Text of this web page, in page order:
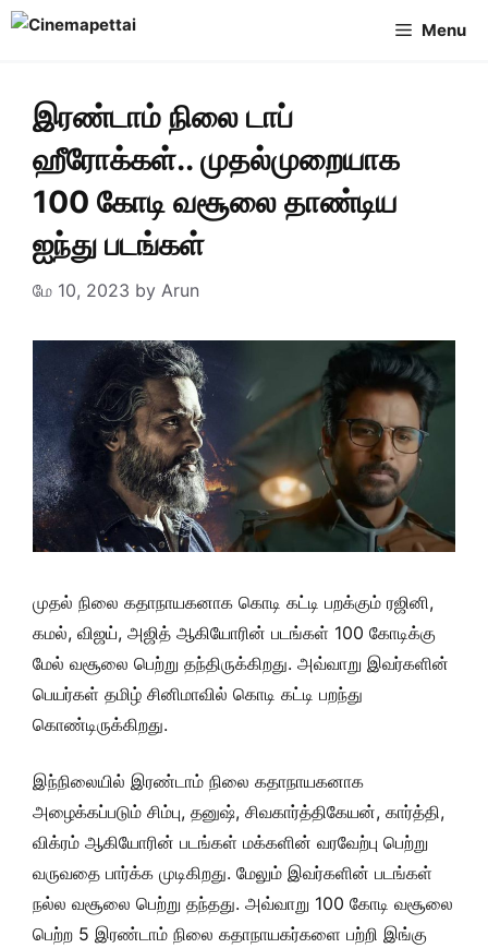
Skip
Menu
இரண்டாம் நிலை டாப்
ஹீரோக்கள்.. முதல்முறையாக
100 கோடி வசூலை தாண்டிய
ஐந்து படங்கள்
மே 10, 2023 by Arun
முதல் நிலை கதாநாயகனாக கொடி கட்டி பறக்கும் ரஜினி,
கமல், விஜய், அஜித் ஆகியோரின் படங்கள் 100 கோடிக்கு
மேல் வசூலை பெற்று தந்திருக்கிறது. அவ்வாறு இவர்களின்
பெயர்கள் தமிழ் சினிமாவில் கொடி கட்டி பறந்து
கொண்டிருக்கிறது.
இந்நிலையில் இரண்டாம் நிலை கதாநாயகனாக
அழைக்கப்படும் சிம்பு, தனுஷ், சிவகார்த்திகேயன், கார்த்தி,
விக்ரம் ஆகியோரின் படங்கள் மக்களின் வரவேற்பு பெற்று
வருவதை பார்க்க முடிகிறது. மேலும் இவர்களின் படங்கள்
நல்ல வசூலை பெற்று தந்தது. அவ்வாறு 100 கோடி வசூலை
பெற்ற 5 இரண்டாம் நிலை கதாநாயகர்களை பற்றி இங்கு